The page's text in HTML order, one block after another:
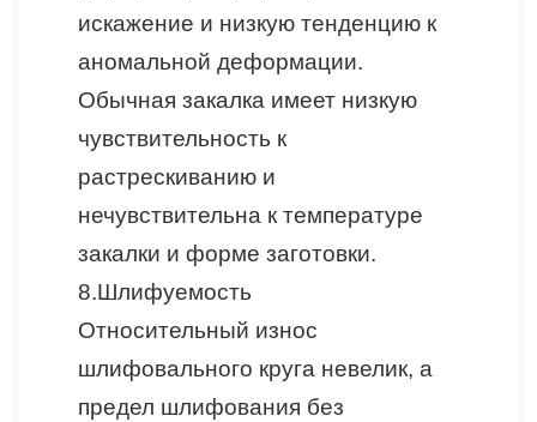
искажение и низкую тенденцию к
аномальной деформации.
Обычная закалка имеет низкую
чувствительность к
растрескиванию и
нечувствительна к температуре
закалки и форме заготовки.
8.Шлифуемость
Относительный износ
шлифовального круга невелик, а
предел шлифования без